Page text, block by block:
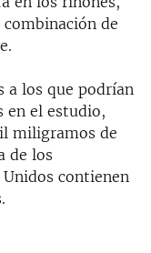
de
a los que podrían
en el estudio,
miligramos de
de los
contienen